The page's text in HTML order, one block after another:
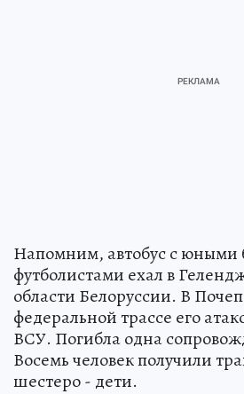
Напомним, автобус с юными
футболистами ехал в
области Белоруссии. В
федеральной трассе его
ВСУ. Погибла одна
Восемь человек получили
шестеро - дети.